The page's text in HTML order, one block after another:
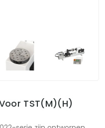
TST(M)(H)